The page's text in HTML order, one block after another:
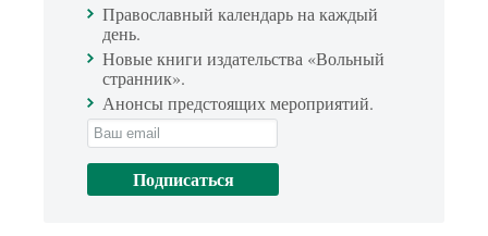
Православный календарь на каждый
день.
Новые книги издательства «Вольный
странник».
Анонсы предстоящих мероприятий.